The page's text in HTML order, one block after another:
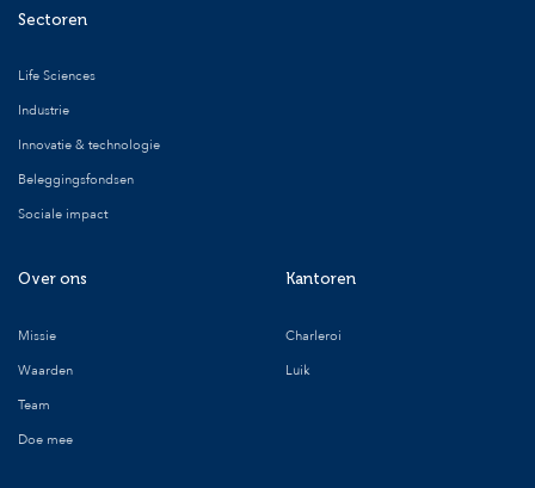
Sectoren
Life Sciences
Industrie
Innovatie & technologie
Beleggingsfondsen
Sociale impact
Over ons
Missie
Waarden
Team
Doe mee
Kantoren
Charleroi
Luik